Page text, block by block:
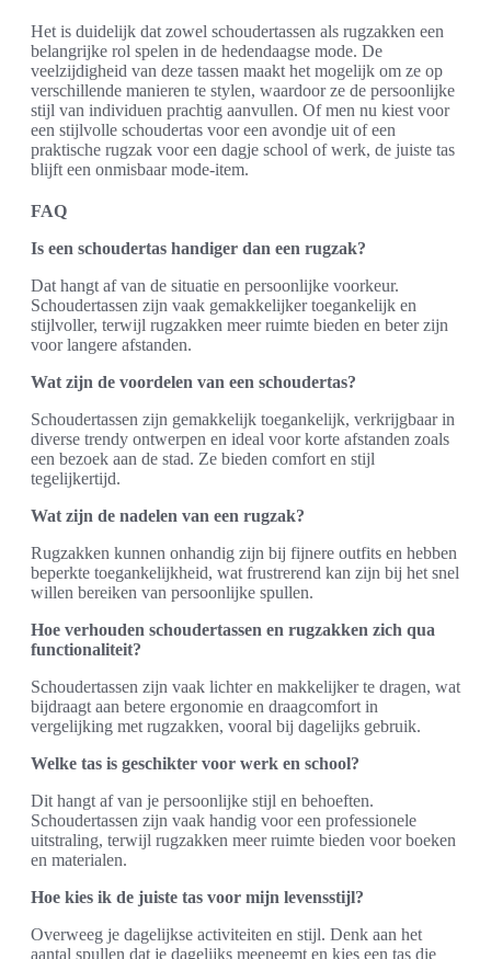
Het is duidelijk dat zowel schoudertassen als rugzakken een
belangrijke rol spelen in de hedendaagse mode. De
veelzijdigheid van deze tassen maakt het mogelijk om ze op
verschillende manieren te stylen, waardoor ze de persoonlijke
stijl van individuen prachtig aanvullen. Of men nu kiest voor
een stijlvolle schoudertas voor een avondje uit of een
praktische rugzak voor een dagje school of werk, de juiste tas
blijft een onmisbaar mode-item.
FAQ
Is een schoudertas handiger dan een rugzak?
Dat hangt af van de situatie en persoonlijke voorkeur.
Schoudertassen zijn vaak gemakkelijker toegankelijk en
stijlvoller, terwijl rugzakken meer ruimte bieden en beter zijn
voor langere afstanden.
Wat zijn de voordelen van een schoudertas?
Schoudertassen zijn gemakkelijk toegankelijk, verkrijgbaar in
diverse trendy ontwerpen en ideal voor korte afstanden zoals
een bezoek aan de stad. Ze bieden comfort en stijl
tegelijkertijd.
Wat zijn de nadelen van een rugzak?
Rugzakken kunnen onhandig zijn bij fijnere outfits en hebben
beperkte toegankelijkheid, wat frustrerend kan zijn bij het snel
willen bereiken van persoonlijke spullen.
Hoe verhouden schoudertassen en rugzakken zich qua
functionaliteit?
Schoudertassen zijn vaak lichter en makkelijker te dragen, wat
bijdraagt aan betere ergonomie en draagcomfort in
vergelijking met rugzakken, vooral bij dagelijks gebruik.
Welke tas is geschikter voor werk en school?
Dit hangt af van je persoonlijke stijl en behoeften.
Schoudertassen zijn vaak handig voor een professionele
uitstraling, terwijl rugzakken meer ruimte bieden voor boeken
en materialen.
Hoe kies ik de juiste tas voor mijn levensstijl?
Overweeg je dagelijkse activiteiten en stijl. Denk aan het
aantal spullen dat je dagelijks meeneemt en kies een tas die